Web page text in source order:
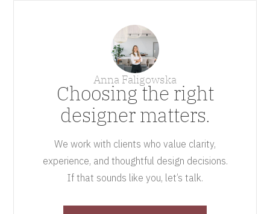
Anna Faligowska
Choosing the right
designer matters.
We work with clients who value clarity,
experience, and thoughtful design decisions.
If that sounds like you, let’s talk.